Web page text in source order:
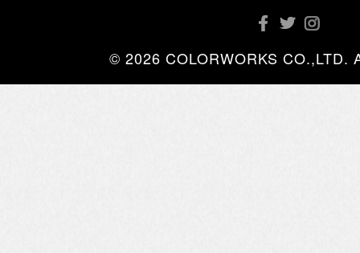
© 2026 COLORWORKS CO.,LTD.